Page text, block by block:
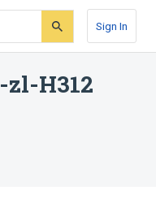
Sign In
H312